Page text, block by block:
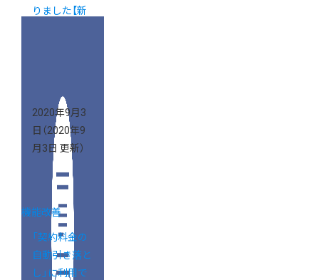
りました【新
2020年9月3
日 （2020年9
月3日 更新）
機能改善
「契約料金の
自動引き落と
し」に利用で